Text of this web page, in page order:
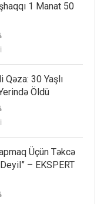
1 Manat 50
Qəza: 30 Yaşlı
Öldü
Üçün Təkcə
– EKSPERT